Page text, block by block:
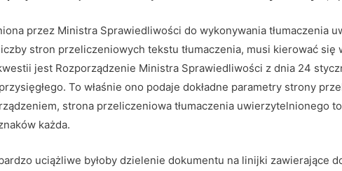
przez Ministra Sprawiedliwości do wykonywania tłumaczenia
stron przeliczeniowych tekstu tłumaczenia, musi kierować się
jest Rozporządzenie Ministra Sprawiedliwości z dnia 24
To właśnie ono podaje dokładne parametry strony
strona przeliczeniowa tłumaczenia uwierzytelnionego
każda.
uciążliwe byłoby dzielenie dokumentu na linijki zawierające